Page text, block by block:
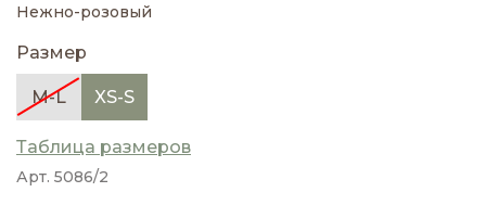
Нежно-розовый
Размер
M-L XS-S
Таблица размеров
Арт. 5086/2